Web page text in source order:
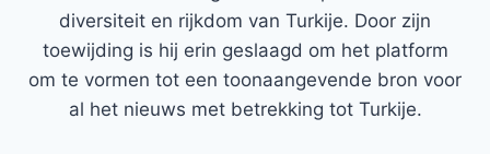
diversiteit en rijkdom van Turkije. Door zijn
toewijding is hij erin geslaagd om het platform
om te vormen tot een toonaangevende bron voor
al het nieuws met betrekking tot Turkije.